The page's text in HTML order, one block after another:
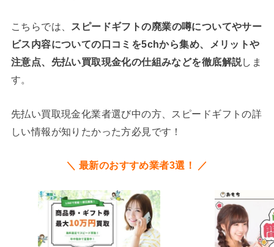
こちらでは、 スピードギフトの廃業の噂についてやサー
ビス内容についての口コミを5chから集め、メリットや
注意点、先払い買取現金化の仕組みなどを徹底解説しま
す。
先払い買取現金化業者選び中の方、スピードギフトの詳
しい情報が知りたかった方必見です！
＼ 最新のおすすめ業者3選！ ／